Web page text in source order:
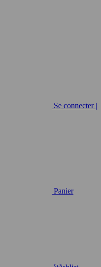
Se connecter |
Panier